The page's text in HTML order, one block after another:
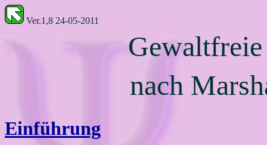
Ver.1,8 24-05-2011
nach
Einführung